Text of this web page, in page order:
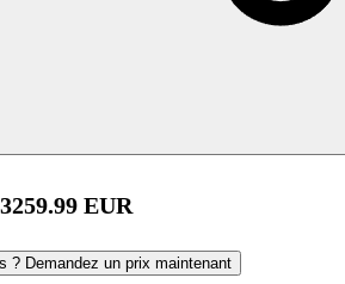
3259.99 EUR
? Demandez un prix maintenant